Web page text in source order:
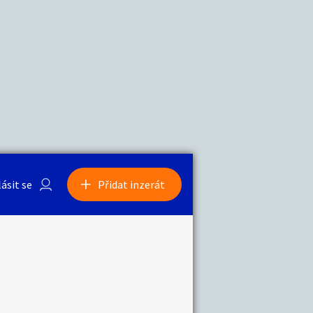
se Přidat inzerát
Sběratelství
0/1000